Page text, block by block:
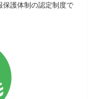
保護体制の認定制度で